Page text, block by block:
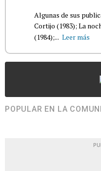
Algunas de sus
Cortijo (1983); La
(1984);... Leer más
POPULAR EN LA